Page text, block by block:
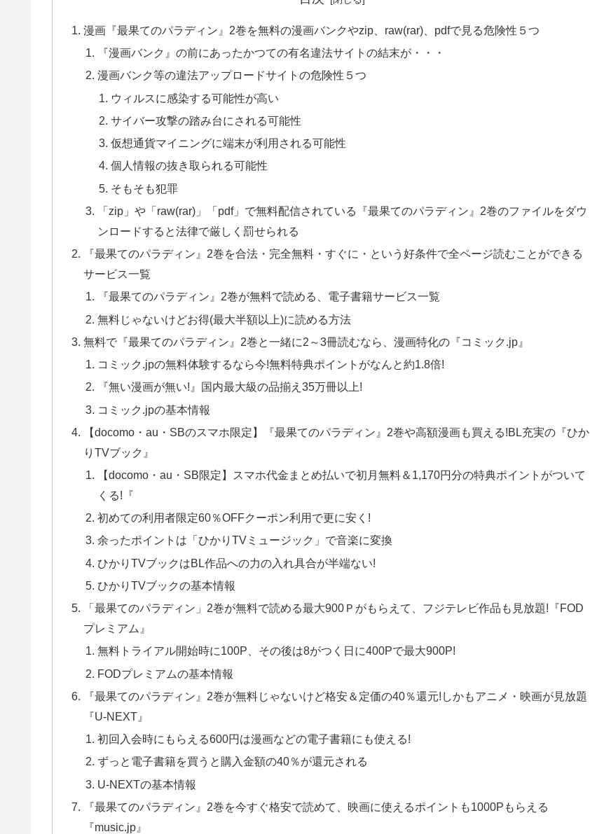
漫画『最果てのパラディン』2巻を無料の漫画バンクやzip、raw(rar)、pdfで見る危険性５つ
『漫画バンク』の前にあったかつての有名違法サイトの結末が・・・
漫画バンク等の違法アップロードサイトの危険性５つ
ウィルスに感染する可能性が高い
サイバー攻撃の踏み台にされる可能性
仮想通貨マイニングに端末が利用される可能性
個人情報の抜き取られる可能性
そもそも犯罪
「zip」や「raw(rar)」「pdf」で無料配信されている『最果てのパラディン』2巻のファイルをダウ
ンロードすると法律で厳しく罰せられる
『最果てのパラディン』2巻を合法・完全無料・すぐに・という好条件で全ページ読むことができる
サービス一覧
『最果てのパラディン』2巻が無料で読める、電子書籍サービス一覧
無料じゃないけどお得(最大半額以上)に読める方法
無料で『最果てのパラディン』2巻と一緒に2～3冊読むなら、漫画特化の『コミック.jp』
コミック.jpの無料体験するなら今!無料特典ポイントがなんと約1.8倍!
『無い漫画が無い!』国内最大級の品揃え35万冊以上!
コミック.jpの基本情報
【docomo・au・SBのスマホ限定】『最果てのパラディン』2巻や高額漫画も買える!BL充実の『ひか
りTVブック』
【docomo・au・SB限定】スマホ代金まとめ払いで初月無料＆1,170円分の特典ポイントがついて
くる!『
初めての利用者限定60％OFFクーポン利用で更に安く!
余ったポイントは「ひかりTVミュージック」で音楽に変換
ひかりTVブックはBL作品への力の入れ具合が半端ない!
ひかりTVブックの基本情報
「最果てのパラディン」2巻が無料で読める最大900Ｐがもらえて、フジテレビ作品も見放題!『FOD
プレミアム』
無料トライアル開始時に100P、その後は8がつく日に400Pで最大900P!
FODプレミアムの基本情報
『最果てのパラディン』2巻が無料じゃないけど格安＆定価の40％還元!しかもアニメ・映画が見放題
『U-NEXT』
初回入会時にもらえる600円は漫画などの電子書籍にも使える!
ずっと電子書籍を買うと購入金額の40％が還元される
U-NEXTの基本情報
『最果てのパラディン』2巻を今すぐ格安で読めて、映画に使えるポイントも1000Pもらえる
『music.jp』